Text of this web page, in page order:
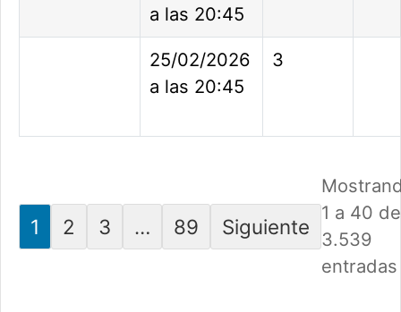
a las 20:45
25/02/2026
a las 20:45
3
1 2 3 … 89 Siguiente
1 a 40 de
3.539
entradas